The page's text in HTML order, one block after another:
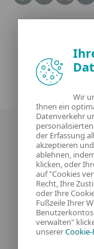
Unsere
Was ist
Wir
Ihnen ein
Datenverkehr
der Erfassung
akzeptieren
ablehnen,
klicken, oder
auf "Cookies
Recht, Ihre
oder Ihre
Fußzeile Ihrer
verwalten"
unserer